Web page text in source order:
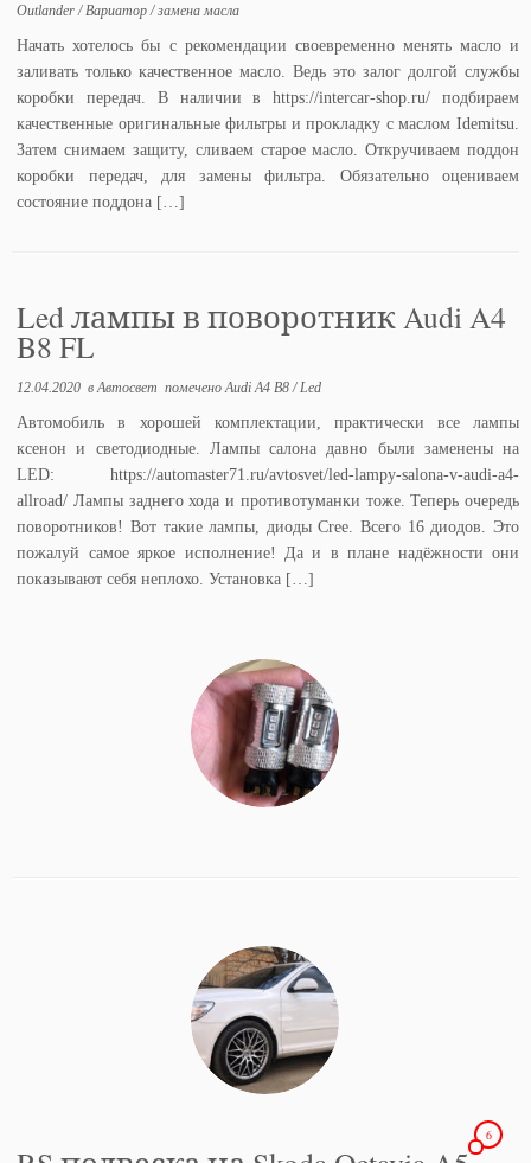
Outlander/ Вариатор/замена масла
Начать хотелось бы с рекомендации своевременно менять масло и
заливать только качественное масло. Ведь это залог долгой службы
коробки передач. В наличии в https://intercar-shop.ru/ подбираем
качественные оригинальные фильтры и прокладку с маслом Idemitsu.
Затем снимаем защиту, сливаем старое масло. Откручиваем поддон
коробки передач, для замены фильтра. Обязательно оцениваем
состояние поддона […]
Led лампы в поворотник Audi A4
B8 FL
12.04.2020 вАвтосвет помеченоAudi A4 B8/ Led
Автомобиль в хорошей комплектации, практически все лампы
ксенон и светодиодные. Лампы салона давно были заменены на
LED: https://automaster71.ru/avtosvet/led-lampy-salona-v-audi-a4-
allroad/ Лампы заднего хода и противотуманки тоже. Теперь очередь
поворотников! Вот такие лампы, диоды Cree. Всего 16 диодов. Это
пожалуй самое яркое исполнение! Да и в плане надёжности они
показывают себя неплохо. Установка […]
6